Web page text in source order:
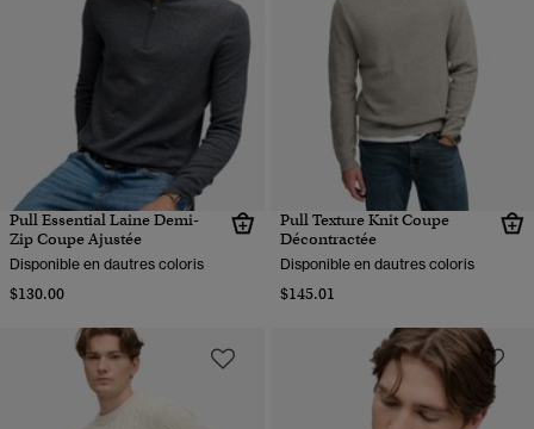
Pull Essential Laine Demi-
Zip Coupe Ajustée
Disponible en dautres coloris
$130.00
Pull Texture Knit Coupe
Décontractée
Disponible en dautres coloris
$145.01